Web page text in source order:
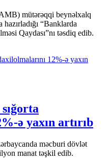
mütərəqqi beynəlxalq
hazırladığı “Banklarda
Qaydası”nı təsdiq edib.
ə yaxın artırıb
məcburi dövlət
manat təşkil edib.